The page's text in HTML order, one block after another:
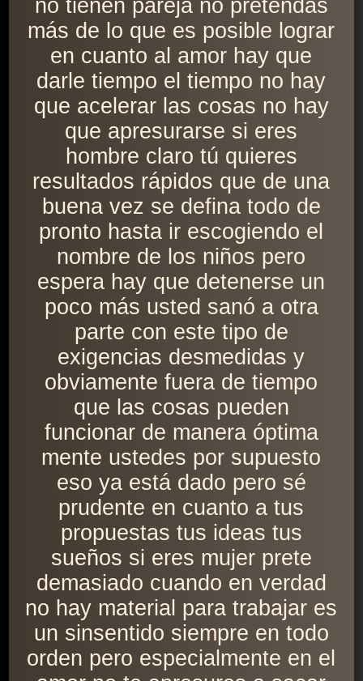
no tienen pareja no pretendas
más de lo que es posible lograr
en cuanto al amor hay que
darle tiempo el tiempo no hay
que acelerar las cosas no hay
que apresurarse si eres
hombre claro tú quieres
resultados rápidos que de una
buena vez se defina todo de
pronto hasta ir escogiendo el
nombre de los niños pero
espera hay que detenerse un
poco más usted sanó a otra
parte con este tipo de
exigencias desmedidas y
obviamente fuera de tiempo
que las cosas pueden
funcionar de manera óptima
mente ustedes por supuesto
eso ya está dado pero sé
prudente en cuanto a tus
propuestas tus ideas tus
sueños si eres mujer prete
demasiado cuando en verdad
no hay material para trabajar es
un sinsentido siempre en todo
orden pero especialmente en el